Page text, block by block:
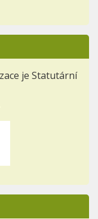
je Statutární